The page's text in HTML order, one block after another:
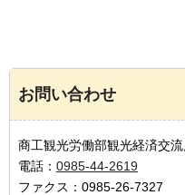
お問い合わせ
商工観光労働部観光経済交
電話： 0985-44-2619
ファクス：0985-26-7327